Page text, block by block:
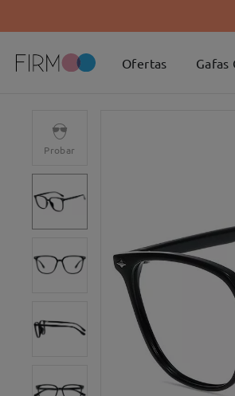
Ofertas Gafas
Probar